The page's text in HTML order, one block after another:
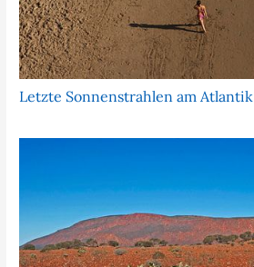
Letzte Sonnenstrahlen am Atlantik